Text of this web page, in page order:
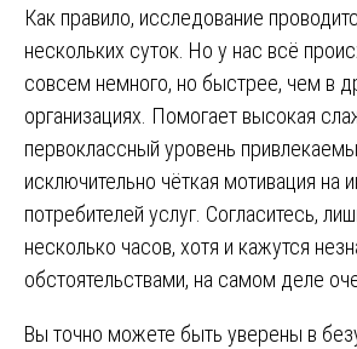
Как правило, исследование
нескольких суток. Но у нас всё
совсем немного, но быстрее, чем в
организациях. Помогает высокая
первоклассный уровень
исключительно чёткая мотивация на
потребителей услуг. Согласитесь,
несколько часов, хотя и кажутся
обстоятельствами, на самом деле
Вы точно можете быть уверены в